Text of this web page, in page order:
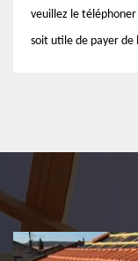
veuillez le téléphoner
soit utile de payer de